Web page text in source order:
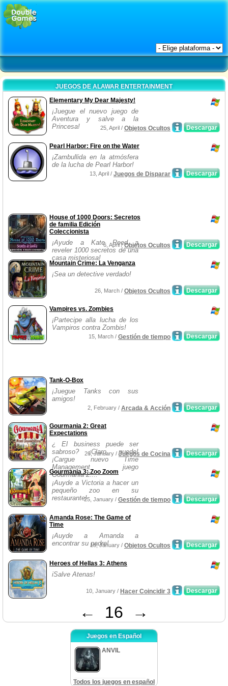
JUEGOS DE ALAWAR ENTERTAINMENT
Elementary My Dear Majesty!
¡Juegue el nuevo juego de
Aventura y salve a la
Princesa!
Descargar
25, April / Objetos Ocultos
Pearl Harbor: Fire on the Water
¡Zambullida en la atmósfera
de la lucha de Pearl Harbor!
Descargar
13, April / Juegos de Disparar
House of 1000 Doors: Secretos
de familia Edición
Coleccionista
¡Ayude a Kate Reed a
reveler 1000 secretos de una
casa misteriosa!
Descargar
6, April /Objetos Ocultos
Mountain Crime: La Venganza
¡Sea un detective verdado!
Descargar
26, March / Objetos Ocultos
Vampires vs. Zombies
¡Partecipe alla lucha de los
Vampiros contra Zombis!
Descargar
15, March / Gestión de tiempo
Tank-O-Box
¡Juegue Tanks con sus
amigos!
Descargar
2, February / Arcada & Acción
Gourmania 2: Great
Expectations
¿ El business puede ser
sabroso? ¡Claro, puede!
¡Cargue nuevo Time
Management juego
Gourmania 2:...
Descargar
26, January / Juegos de Cocina
Gourmania 3: Zoo Zoom
¡Auyde a Victoria a hacer un
pequeño zoo en su
restaurante!
Descargar
25, January / Gestión de tiempo
Amanda Rose: The Game of
Time
¡Auyde a Amanda a
encontrar su padre!
Descargar
18, January / Objetos Ocultos
Heroes of Hellas 3: Athens
iSalve Atenas!
Descargar
10, January / Hacer Coincidir 3
← 16 →
Juegos en Español
ANVIL
Todos los juegos en español